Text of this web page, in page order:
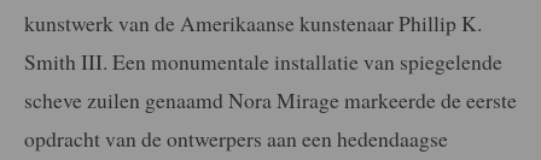
kunstwerk van de Amerikaanse kunstenaar Phillip K.
Smith III. Een monumentale installatie van spiegelende
scheve zuilen genaamd Nora Mirage markeerde de eerste
opdracht van de ontwerpers aan een hedendaagse